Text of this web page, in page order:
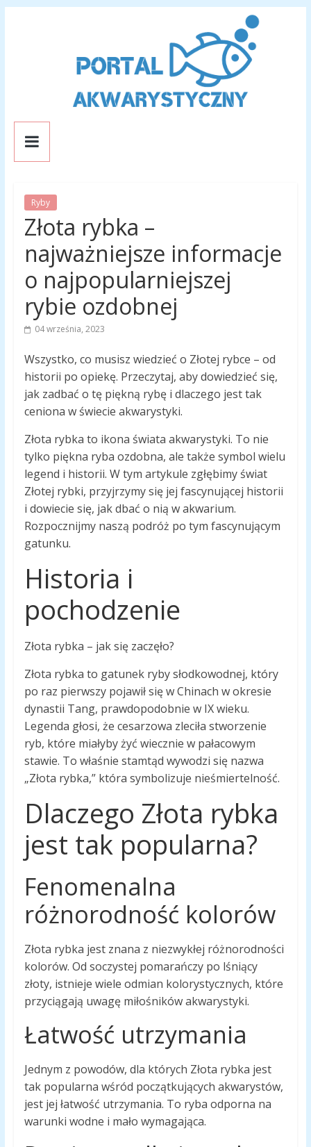
Portal
Portal
rybkach
akwariowych
Ryby
Złota rybka –
najważniejsze informacje
o najpopularniejszej
rybie ozdobnej
04 września, 2023
Wszystko, co musisz wiedzieć o Złotej rybce – od
historii po opiekę. Przeczytaj, aby dowiedzieć się,
jak zadbać o tę piękną rybę i dlaczego jest tak
ceniona w świecie akwarystyki.
Złota rybka to ikona świata akwarystyki. To nie
tylko piękna ryba ozdobna, ale także symbol wielu
legend i historii. W tym artykule zgłębimy świat
Złotej rybki, przyjrzymy się jej fascynującej historii
i dowiecie się, jak dbać o nią w akwarium.
Rozpocznijmy naszą podróż po tym fascynującym
gatunku.
Historia i
pochodzenie
Złota rybka – jak się zaczęło?
Złota rybka to gatunek ryby słodkowodnej, który
po raz pierwszy pojawił się w Chinach w okresie
dynastii Tang, prawdopodobnie w IX wieku.
Legenda głosi, że cesarzowa zleciła stworzenie
ryb, które miałyby żyć wiecznie w pałacowym
stawie. To właśnie stamtąd wywodzi się nazwa
„Złota rybka,” która symbolizuje nieśmiertelność.
Dlaczego Złota rybka
jest tak popularna?
Fenomenalna
różnorodność kolorów
Złota rybka jest znana z niezwykłej różnorodności
kolorów. Od soczystej pomarańczy po lśniący
złoty, istnieje wiele odmian kolorystycznych, które
przyciągają uwagę miłośników akwarystyki.
Łatwość utrzymania
Jednym z powodów, dla których Złota rybka jest
tak popularna wśród początkujących akwarystów,
jest jej łatwość utrzymania. To ryba odporna na
warunki wodne i mało wymagająca.